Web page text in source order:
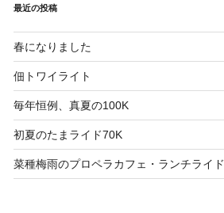
最近の投稿
春になりました
佃トワイライト
毎年恒例、真夏の100K
初夏のたまライド70K
菜種梅雨のプロペラカフェ・ランチライド